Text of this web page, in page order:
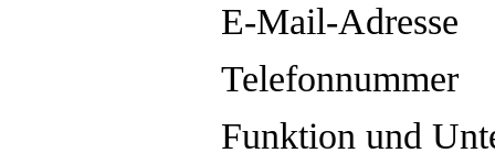
E-Mail-Adresse
Telefonnummer
Funktion und